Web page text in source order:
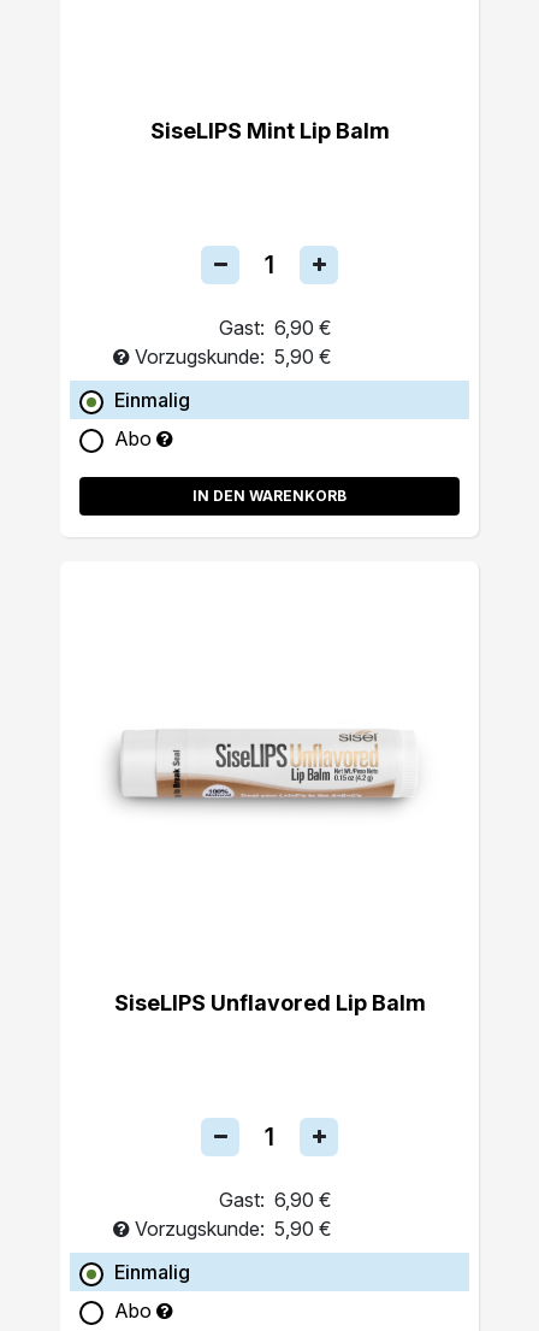
SiseLIPS Mint Lip Balm
Gast: 6,90 €
Vorzugskunde: 5,90 €
Einmalig
Abo
IN DEN WARENKORB
SiseLIPS Unflavored Lip Balm
Gast: 6,90 €
Vorzugskunde: 5,90 €
Einmalig
Abo